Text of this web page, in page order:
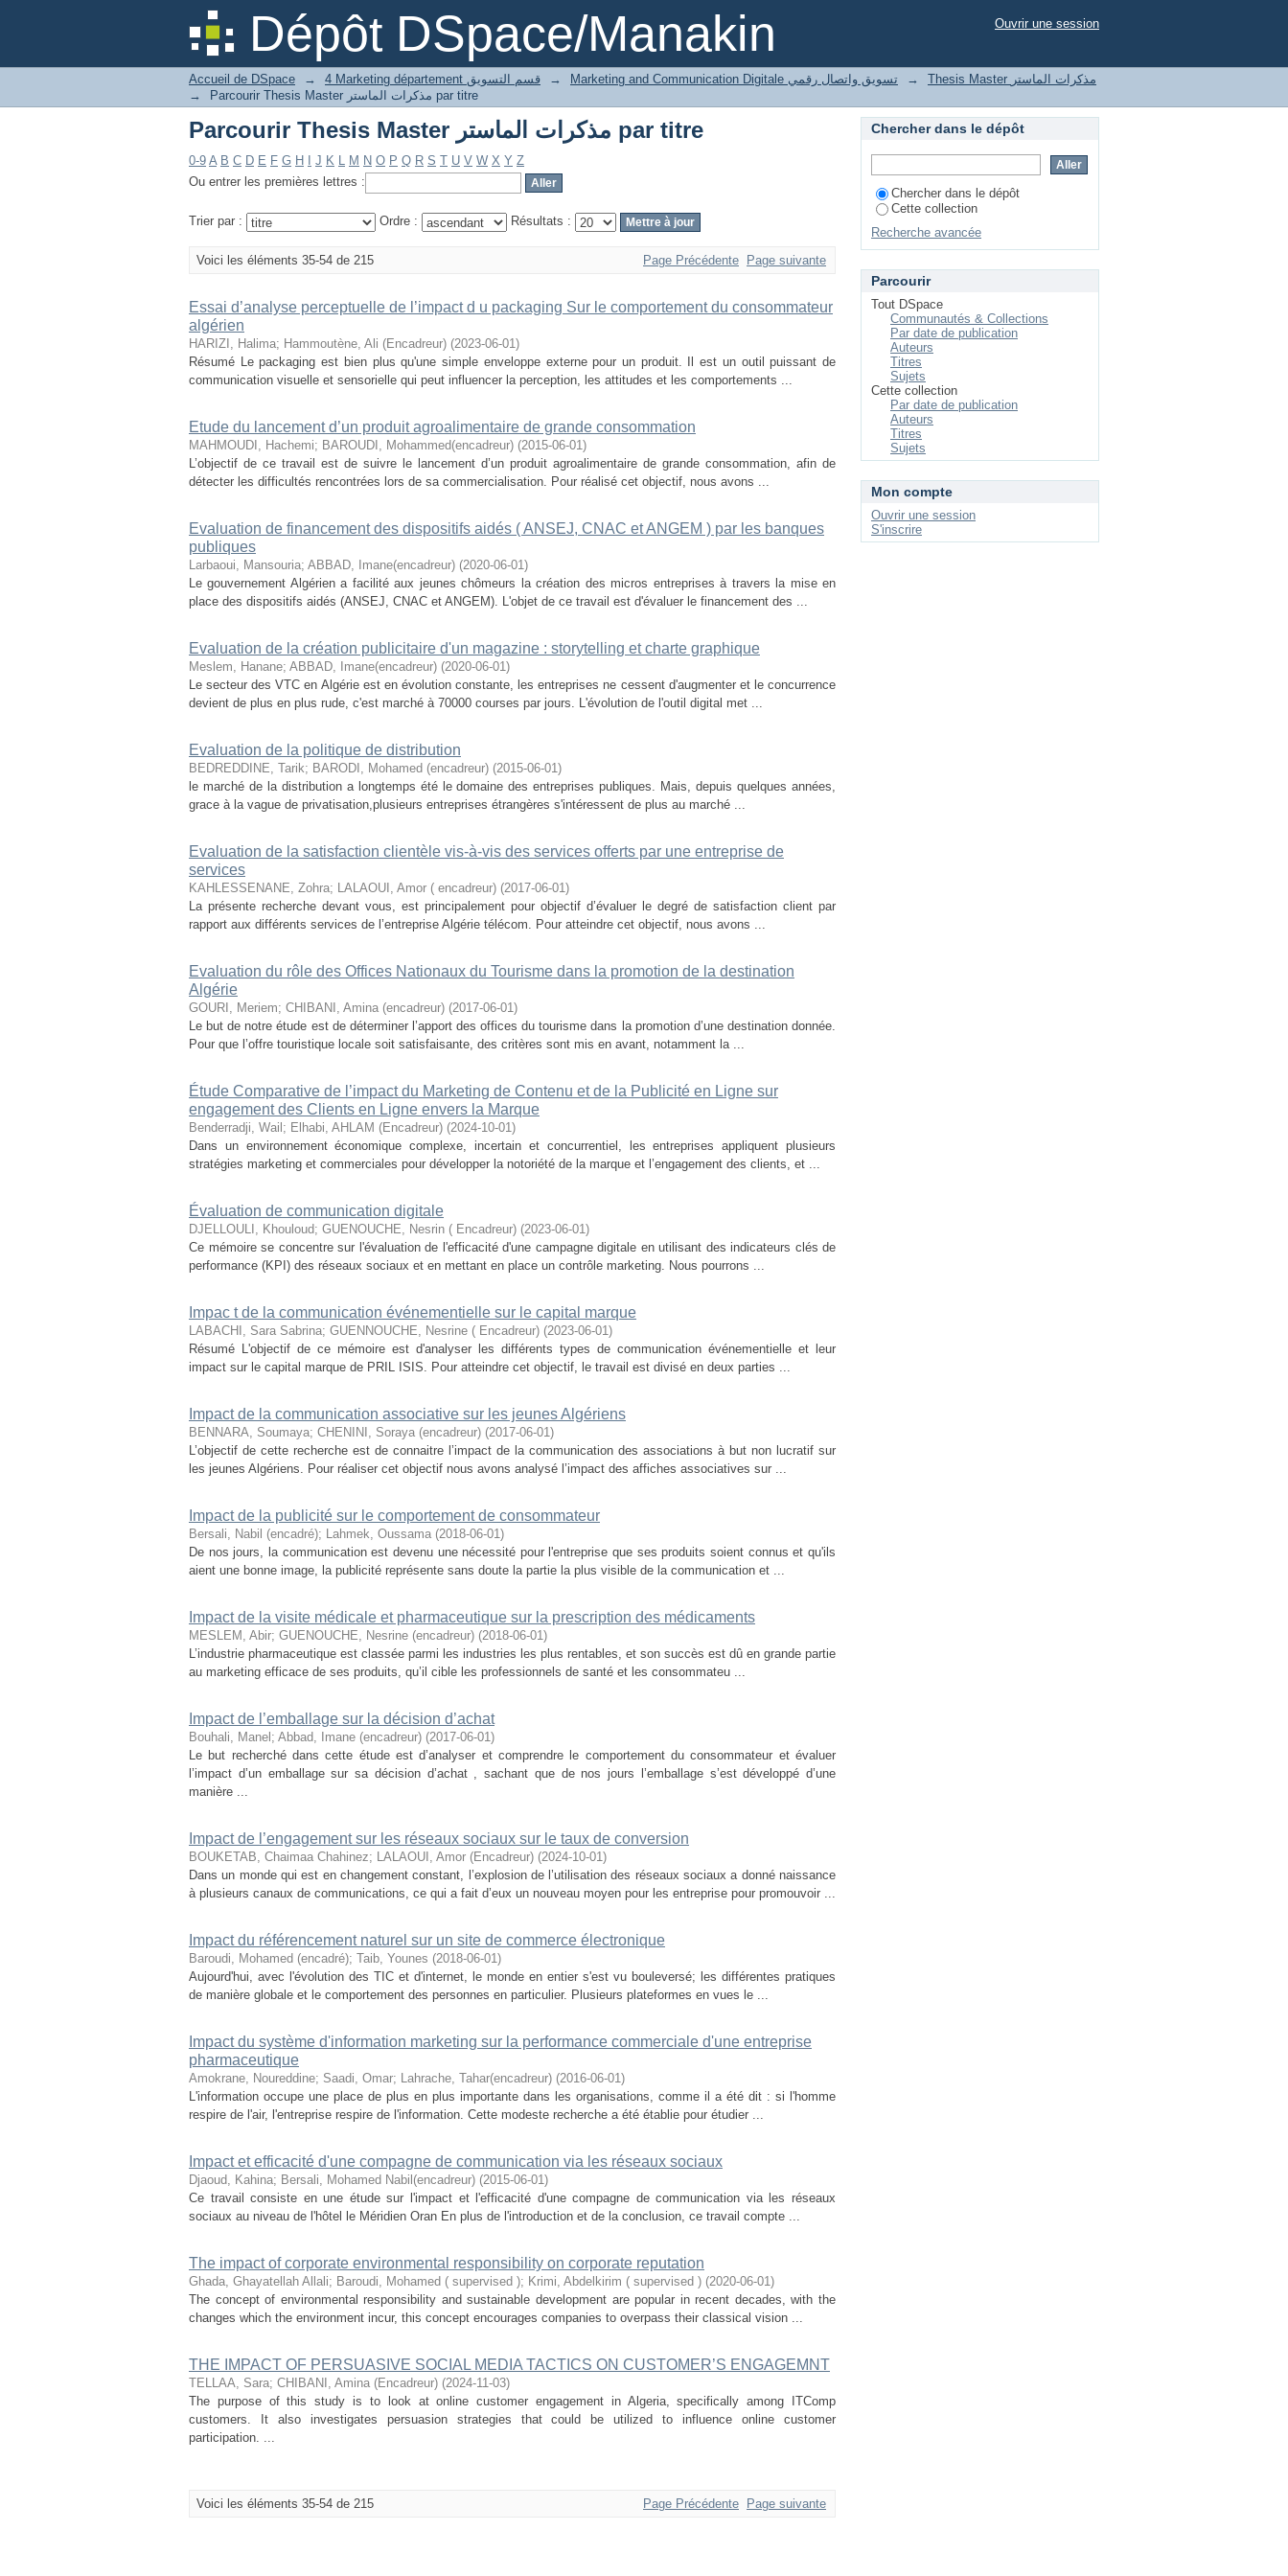
Dépôt DSpace/Manakin
Parcourir Thesis Master مذكرات الماستر par titre Ouvrir une session
Accueil de DSpace → 4 Marketing département قسم التسويق → Marketing and Communication Digitale تسويق واتصال رقمي →
Thesis Master مذكرات الماستر
→
Parcourir Thesis Master مذكرات الماستر par titre
Parcourir Thesis Master مذكرات الماستر par titre
0-9 A B C D E F G H J K L M N O P Q R S T U V W X Y Z
Ou entrer les premières lettres :
Trier par : Ordre : Résultats :
Voici les éléments 35-54 de 215 Page Précédente Page suivante
Essai d’analyse perceptuelle de l’impact d u packaging Sur le comportement du consommateur
algérien
HARIZI, Halima; Hammoutène, Ali (Encadreur) (2023-06-01)
Résumé Le packaging est bien plus qu'une simple enveloppe externe pour un produit. Il est un outil puissant de
communication visuelle et sensorielle qui peut influencer la perception, les attitudes et les comportements ...
Etude du lancement d’un produit agroalimentaire de grande consommation
MAHMOUDI, Hachemi; BAROUDI, Mohammed(encadreur) (2015-06-01)
L’objectif de ce travail est de suivre le lancement d’un produit agroalimentaire de grande consommation, afin de
détecter les difficultés rencontrées lors de sa commercialisation. Pour réalisé cet objectif, nous avons ...
Evaluation de financement des dispositifs aidés ( ANSEJ, CNAC et ANGEM ) par les banques
publiques
Larbaoui, Mansouria; ABBAD, Imane(encadreur) (2020-06-01)
Le gouvernement Algérien a facilité aux jeunes chômeurs la création des micros entreprises à travers la mise en
place des dispositifs aidés (ANSEJ, CNAC et ANGEM). L'objet de ce travail est d'évaluer le financement des ...
Evaluation de la création publicitaire d'un magazine : storytelling et charte graphique
Meslem, Hanane; ABBAD, Imane(encadreur) (2020-06-01)
Le secteur des VTC en Algérie est en évolution constante, les entreprises ne cessent d'augmenter et le concurrence
devient de plus en plus rude, c'est marché à 70000 courses par jours. L'évolution de l'outil digital met ...
Evaluation de la politique de distribution
BEDREDDINE, Tarik; BARODI, Mohamed (encadreur) (2015-06-01)
le marché de la distribution a longtemps été le domaine des entreprises publiques. Mais, depuis quelques années,
grace à la vague de privatisation,plusieurs entreprises étrangères s'intéressent de plus au marché ...
Evaluation de la satisfaction clientèle vis-à-vis des services offerts par une entreprise de
services
KAHLESSENANE, Zohra; LALAOUI, Amor ( encadreur) (2017-06-01)
La présente recherche devant vous, est principalement pour objectif d’évaluer le degré de satisfaction client par
rapport aux différents services de l’entreprise Algérie télécom. Pour atteindre cet objectif, nous avons ...
Evaluation du rôle des Offices Nationaux du Tourisme dans la promotion de la destination
Algérie
GOURI, Meriem; CHIBANI, Amina (encadreur) (2017-06-01)
Le but de notre étude est de déterminer l’apport des offices du tourisme dans la promotion d’une destination donnée.
Pour que l’offre touristique locale soit satisfaisante, des critères sont mis en avant, notamment la ...
Étude Comparative de l’impact du Marketing de Contenu et de la Publicité en Ligne sur
engagement des Clients en Ligne envers la Marque
Benderradji, Wail ; Elhabi, AHLAM (Encadreur) (2024-10-01)
Dans un environnement économique complexe, incertain et concurrentiel, les entreprises appliquent plusieurs
stratégies marketing et commerciales pour développer la notoriété de la marque et l’engagement des clients, et ...
Évaluation de communication digitale
DJELLOULI, Khouloud; GUENOUCHE, Nesrin ( Encadreur) (2023-06-01)
Ce mémoire se concentre sur l'évaluation de l'efficacité d'une campagne digitale en utilisant des indicateurs clés de
performance (KPI) des réseaux sociaux et en mettant en place un contrôle marketing. Nous pourrons ...
Impac t de la communication événementielle sur le capital marque
LABACHI, Sara Sabrina; GUENNOUCHE, Nesrine ( Encadreur) (2023-06-01)
Résumé L'objectif de ce mémoire est d'analyser les différents types de communication événementielle et leur
impact sur le capital marque de PRIL ISIS. Pour atteindre cet objectif, le travail est divisé en deux parties ...
Impact de la communication associative sur les jeunes Algériens
BENNARA, Soumaya; CHENINI, Soraya (encadreur) (2017-06-01)
L’objectif de cette recherche est de connaitre l’impact de la communication des associations à but non lucratif sur
les jeunes Algériens. Pour réaliser cet objectif nous avons analysé l’impact des affiches associatives sur ...
Impact de la publicité sur le comportement de consommateur
Bersali, Nabil (encadré); Lahmek, Oussama (2018-06-01)
De nos jours, la communication est devenu une nécessité pour l'entreprise que ses produits soient connus et qu'ils
aient une bonne image, la publicité représente sans doute la partie la plus visible de la communication et ...
Impact de la visite médicale et pharmaceutique sur la prescription des médicaments
MESLEM, Abir; GUENOUCHE, Nesrine (encadreur) (2018-06-01)
L’industrie pharmaceutique est classée parmi les industries les plus rentables, et son succès est dû en grande partie
au marketing efficace de ses produits, qu’il cible les professionnels de santé et les consommateu ...
Impact de l’emballage sur la décision d’achat
Bouhali, Manel ; Abbad, Imane (encadreur) (2017-06-01)
Le but recherché dans cette étude est d’analyser et comprendre le comportement du consommateur et évaluer
l’impact d’un emballage sur sa décision d’achat , sachant que de nos jours l’emballage s’est développé d’une
manière ...
Impact de l’engagement sur les réseaux sociaux sur le taux de conversion
BOUKETAB, Chaimaa Chahinez; LALAOUI, Amor (Encadreur) (2024-10-01)
Dans un monde qui est en changement constant, l’explosion de l’utilisation des réseaux sociaux a donné naissance
à plusieurs canaux de communications, ce qui a fait d’eux un nouveau moyen pour les entreprise pour promouvoir ...
Impact du référencement naturel sur un site de commerce électronique
Baroudi, Mohamed (encadré); Taib, Younes (2018-06-01)
Aujourd'hui, avec l'évolution des TIC et d'internet, le monde en entier s'est vu bouleversé; les différentes pratiques
de manière globale et le comportement des personnes en particulier. Plusieurs plateformes en vues le ...
Impact du système d'information marketing sur la performance commerciale d'une entreprise
pharmaceutique
Amokrane, Noureddine; Saadi, Omar; Lahrache, Tahar(encadreur) (2016-06-01)
L'information occupe une place de plus en plus importante dans les organisations, comme il a été dit : si l'homme
respire de l'air, l'entreprise respire de l'information. Cette modeste recherche a été établie pour étudier ...
Impact et efficacité d'une compagne de communication via les réseaux sociaux
Djaoud, Kahina; Bersali, Mohamed Nabil(encadreur) (2015-06-01)
Ce travail consiste en une étude sur l'impact et l'efficacité d'une compagne de communication via les réseaux
sociaux au niveau de l'hôtel le Méridien Oran En plus de l'introduction et de la conclusion, ce travail compte ...
The impact of corporate environmental responsibility on corporate reputation
Ghada, Ghayatellah Allali; Baroudi, Mohamed ( supervised ); Krimi, Abdelkirim ( supervised ) (2020-06-01)
The concept of environmental responsibility and sustainable development are popular in recent decades, with the
changes which the environment incur, this concept encourages companies to overpass their classical vision ...
THE IMPACT OF PERSUASIVE SOCIAL MEDIA TACTICS ON CUSTOMER’S ENGAGEMNT
TELLAA, Sara; CHIBANI, Amina (Encadreur) (2024-11-03)
The purpose of this study is to look at online customer engagement in Algeria, specifically among ITComp
customers. It also investigates persuasion strategies that could be utilized to influence online customer
participation. ...
Voici les éléments 35-54 de 215 Page Précédente Page suivante
Chercher dans le dépôt
Chercher dans le dépôt
Cette collection
Recherche avancée
Parcourir
Tout DSpace
Communautés & Collections
Par date de publication
Auteurs
Titres
Sujets
Cette collection
Par date de publication
Auteurs
Titres
Sujets
Mon compte
Ouvrir une session
S'inscrire